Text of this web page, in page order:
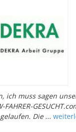
ich muss sagen
Die...